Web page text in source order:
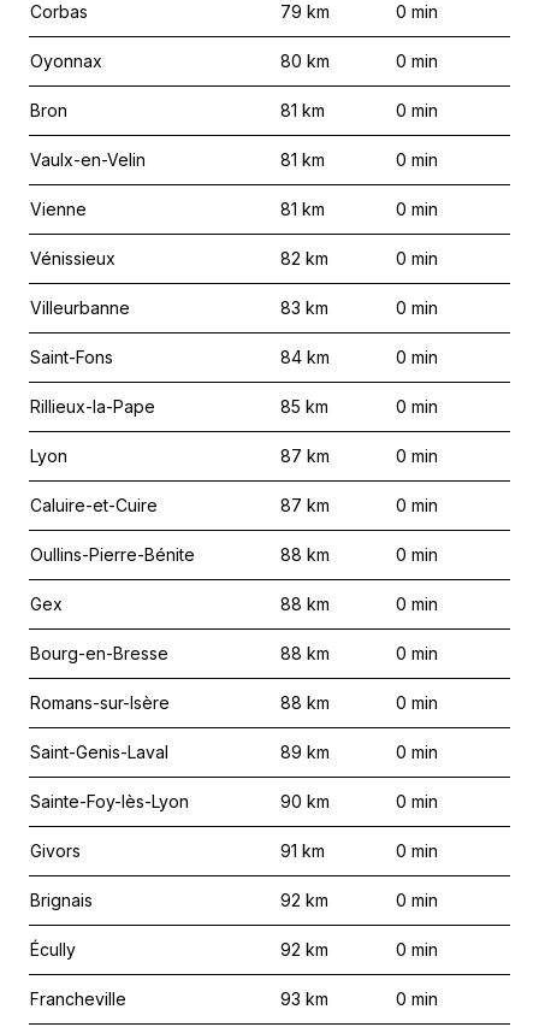
Corbas 79 km 0 min
Oyonnax 80 km 0 min
Bron 81 km 0 min
Vaulx-en-Velin 81 km 0 min
Vienne 81 km 0 min
Vénissieux 82 km 0 min
Villeurbanne 83 km 0 min
Saint-Fons 84 km 0 min
Rillieux-la-Pape 85 km 0 min
Lyon 87 km 0 min
Caluire-et-Cuire 87 km 0 min
Oullins-Pierre-Bénite 88 km 0 min
Gex 88 km 0 min
Bourg-en-Bresse 88 km 0 min
Romans-sur-Isère 88 km 0 min
Saint-Genis-Laval 89 km 0 min
Sainte-Foy-lès-Lyon 90 km 0 min
Givors 91 km 0 min
Brignais 92 km 0 min
Écully 92 km 0 min
Francheville 93 km 0 min